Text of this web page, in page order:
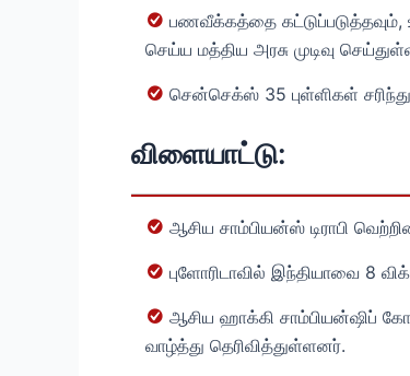
பணவீக்கத்தை கட்டுப்படுத்தவும்,
செய்ய மத்திய அரசு முடிவு
சென்செக்ஸ் 35 புள்ளிகள்
விளையாட்டு:
ஆசிய சாம்பியன்ஸ் டிராபி
புளோரிடாவில் இந்தியாவை 8
ஆசிய ஹாக்கி சாம்பியன்ஷிப்
வாழ்த்து தெரிவித்துள்ளனர்.